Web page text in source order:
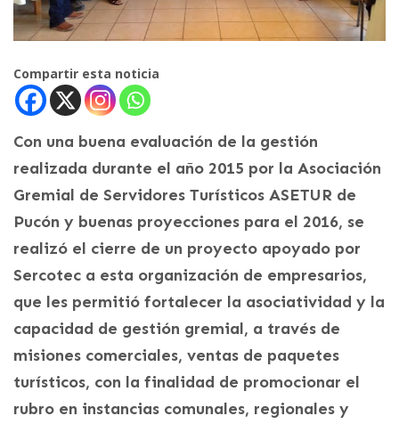
Compartir esta noticia
Con una buena evaluación de la gestión
realizada durante el año 2015 por la Asociación
Gremial de Servidores Turísticos ASETUR de
Pucón y buenas proyecciones para el 2016, se
realizó el cierre de un proyecto apoyado por
Sercotec a esta organización de empresarios,
que les permitió fortalecer la asociatividad y la
capacidad de gestión gremial, a través de
misiones comerciales, ventas de paquetes
turísticos, con la finalidad de promocionar el
rubro en instancias comunales, regionales y